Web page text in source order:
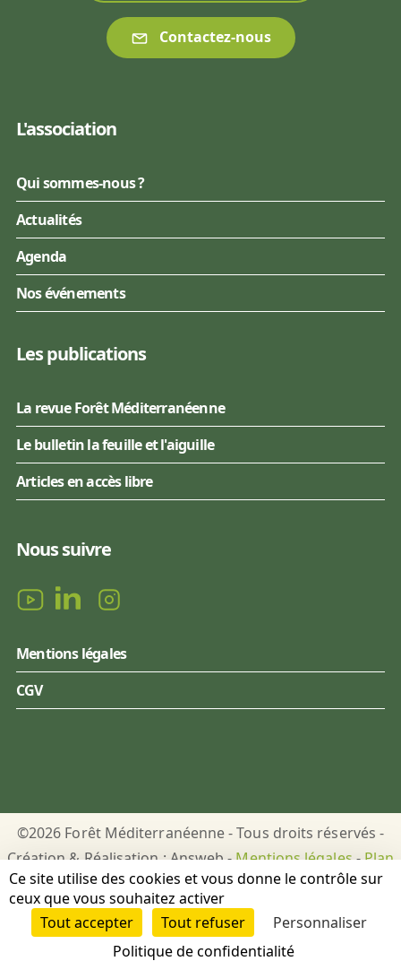
Contactez-nous
L'association
Qui sommes-nous ?
Actualités
Agenda
Nos événements
Les publications
La revue Forêt Méditerranéenne
Le bulletin la feuille et l'aiguille
Articles en accès libre
Nous suivre
Mentions légales
CGV
©2026 Forêt Méditerranéenne - Tous droits réservés -
Création & Réalisation : Answeb -Mentions légales-Plan
du site-Gestion des cookies
DON PUBLICATIONS
Ce site utilise des cookies et vous donne le contrôle sur
ceux que vous souhaitez activer
Tout accepter
Tout refuser
Personnaliser
Politique de confidentialité